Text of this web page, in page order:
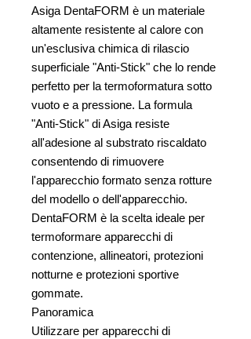
Asiga DentaFORM è un materiale
altamente resistente al calore con
un'esclusiva chimica di rilascio
superficiale "Anti-Stick" che lo rende
perfetto per la termoformatura sotto
vuoto e a pressione. La formula
"Anti-Stick" di Asiga resiste
all'adesione al substrato riscaldato
consentendo di rimuovere
l'apparecchio formato senza rotture
del modello o dell'apparecchio.
DentaFORM è la scelta ideale per
termoformare apparecchi di
contenzione, allineatori, protezioni
notturne e protezioni sportive
gommate.
Panoramica
Utilizzare per apparecchi di